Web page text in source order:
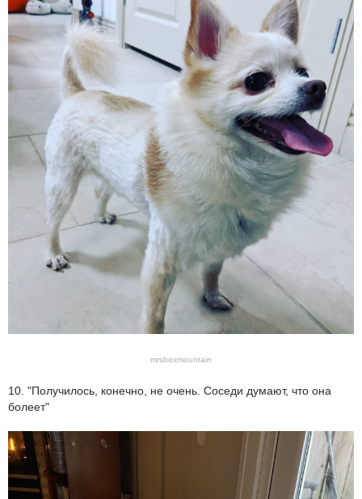
mrsboxmountain
10. "Получилось, конечно, не очень. Соседи думают, что она
болеет"